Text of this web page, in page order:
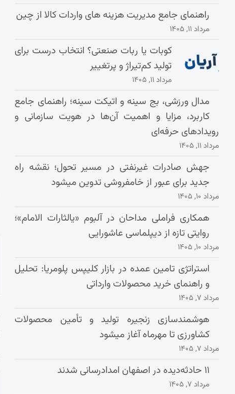
راهنمای جامع مدیریت هزینه‌ های واردات کالا از چین
مرداد ۱۱, ۱۴۰۵
کوبات یا ربات صنعتی؟ انتخاب درست برای
تولید کم‌تیراژ و پرتغییر
مرداد ۱۱, ۱۴۰۵
مدال ورزشی، بج سینه و اتیکت سینه؛ راهنمای جامع
کاربرد، مزایا و اهمیت آن‌ها در هویت سازمانی و
رویدادهای حرفه‌ای
مرداد ۱۱, ۱۴۰۵
جهش صادرات غیرنفتی در مسیر تحول؛ نقشه راه
جدید برای عبور از خامفروشی تدوین میشود
مرداد ۱۰, ۱۴۰۵
همکاری فراملی مداحان در آلبوم «یالثارات الامام»؛
روایتی تازه از دیپلماسی عاشورایی
مرداد ۱۰, ۱۴۰۵
استراتژی تامین عمده در بازار کلیپس پلومریا: تحلیل
و راهنمای خرید محصولات وارداتی
مرداد ۷, ۱۴۰۵
هوشمندسازی زنجیره تولید و تأمین محصولات
کشاورزی تا مهرماه آغاز میشود
مرداد ۷, ۱۴۰۵
۱۱ حادثه‌دیده در اصفهان امدادرسانی شدند
مرداد ۷, ۱۴۰۵